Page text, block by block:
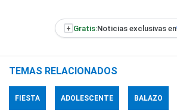
+ Gratis:Noticias exclusivas en
TEMAS RELACIONADOS
FIESTA ADOLESCENTE BALAZO